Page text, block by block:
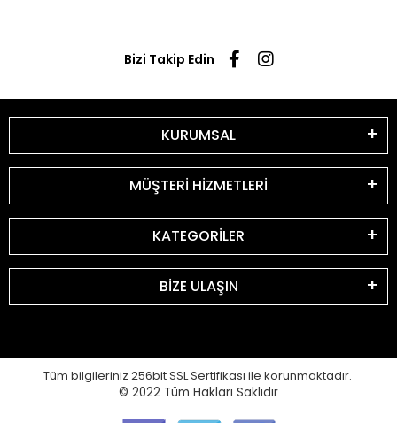
Bizi Takip Edin
KURUMSAL
MÜŞTERİ HİZMETLERİ
KATEGORİLER
BİZE ULAŞIN
Tüm bilgileriniz 256bit SSL Sertifikası ile korunmaktadır.
© 2022 Tüm Hakları Saklıdır